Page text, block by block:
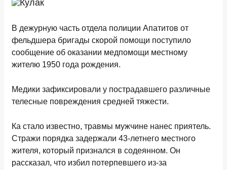
В дежурную часть отдела полиции Апатитов от
фельдшера бригады скорой помощи поступило
сообщение об оказании медпомощи местному
жителю 1950 года рождения.
Медики зафиксировали у пострадавшего различные
телесные повреждения средней тяжести.
Ка стало известно, травмы мужчине нанес приятель.
Стражи порядка задержали 43-летнего местного
жителя, который признался в содеянном. Он
рассказал, что избил потерпевшего из-за